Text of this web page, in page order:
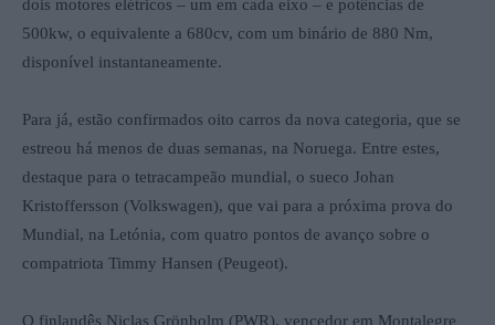
dois motores elétricos – um em cada eixo – e potências de
500kw, o equivalente a 680cv, com um binário de 880 Nm,
disponível instantaneamente.
Para já, estão confirmados oito carros da nova categoria, que se
estreou há menos de duas semanas, na Noruega. Entre estes,
destaque para o tetracampeão mundial, o sueco Johan
Kristoffersson (Volkswagen), que vai para a próxima prova do
Mundial, na Letónia, com quatro pontos de avanço sobre o
compatriota Timmy Hansen (Peugeot).
O finlandês Niclas Grönholm (PWR). vencedor em Montalegre